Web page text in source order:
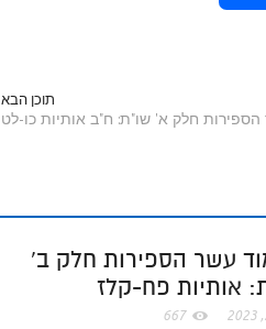
תוכן הבא
חלק א' שו"ת: ח"ב אותיות כו-לט
עשר הספירות חלק ב'
אותיות פח-קלז
667